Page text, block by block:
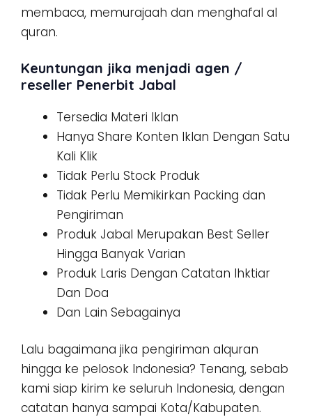
membaca, memurajaah dan menghafal al
quran.
Keuntungan jika menjadi agen /
reseller Penerbit Jabal
Tersedia Materi Iklan
Hanya Share Konten Iklan Dengan Satu
Kali Klik
Tidak Perlu Stock Produk
Tidak Perlu Memikirkan Packing dan
Pengiriman
Produk Jabal Merupakan Best Seller
Hingga Banyak Varian
Produk Laris Dengan Catatan Ihktiar
Dan Doa
Dan Lain Sebagainya
Lalu bagaimana jika pengiriman alquran
hingga ke pelosok Indonesia? Tenang, sebab
kami siap kirim ke seluruh Indonesia, dengan
catatan hanya sampai Kota/Kabupaten.